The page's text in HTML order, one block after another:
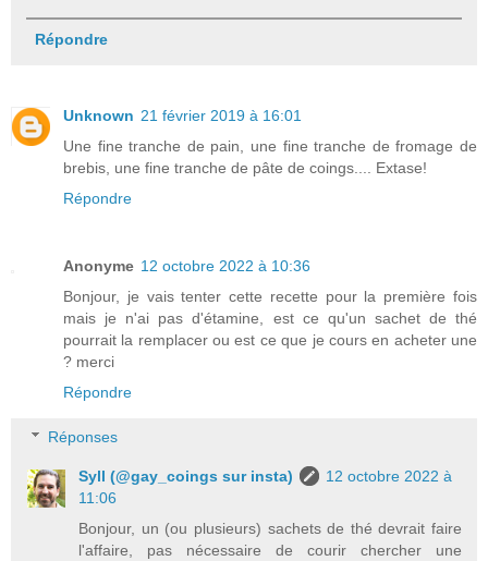
Répondre
Unknown 21 février 2019 à 16:01
Une fine tranche de pain, une fine tranche de fromage de
brebis, une fine tranche de pâte de coings.... Extase!
Répondre
Anonyme 12 octobre 2022 à 10:36
Bonjour, je vais tenter cette recette pour la première fois
mais je n'ai pas d'étamine, est ce qu'un sachet de thé
pourrait la remplacer ou est ce que je cours en acheter une
? merci
Répondre
Réponses
Syll (@gay_coings sur insta)
12 octobre 2022 à
11:06
Bonjour, un (ou plusieurs) sachets de thé devrait faire
l'affaire, pas nécessaire de courir chercher une